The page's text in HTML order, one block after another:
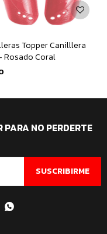
Topper Canilllera
Rosado Coral
PARA NO PERDERTE
SUSCRIBIRME
